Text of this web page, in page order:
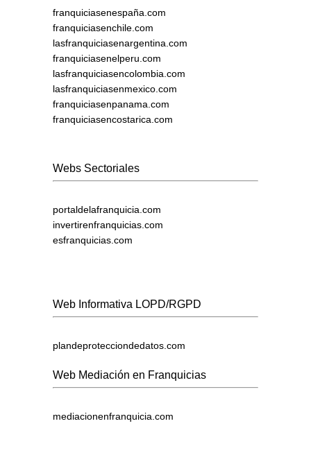
franquiciasenespaña.com
franquiciasenchile.com
lasfranquiciasenargentina.com
franquiciasenelperu.com
lasfranquiciasencolombia.com
lasfranquiciasenmexico.com
franquiciasenpanama.com
franquiciasencostarica.com
Webs Sectoriales
portaldelafranquicia.com
invertirenfranquicias.com
esfranquicias.com
Web Informativa LOPD/RGPD
plandeprotecciondedatos.com
Web Mediación en Franquicias
mediacionenfranquicia.com